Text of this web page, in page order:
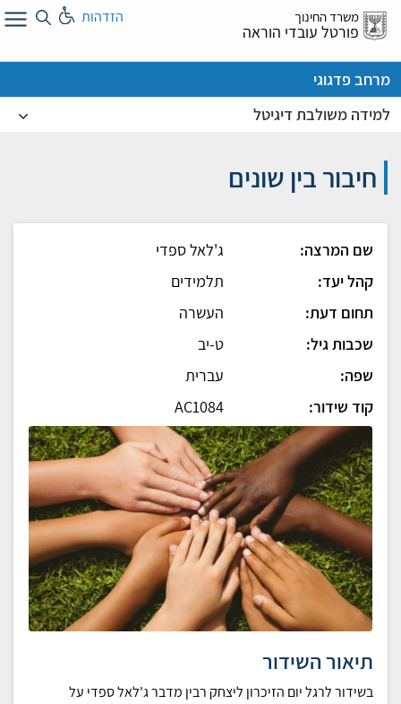
דלג
אל
משרד החינוך
פורטל עובדי הוראה
הזדהות
מרחב פדגוגי
למידה משולבת דיגיטל
חיבור בין שונים
שם המרצה:
ג'לאל ספדי
קהל יעד:
תלמידים
תחום דעת:
העשרה
שכבות גיל:
ט-יב
שפה:
עברית
קוד שידור:
AC1084
תיאור השידור
בשידור לרגל יום הזיכרון ליצחק רבין מדבר ג'לאל ספדי על